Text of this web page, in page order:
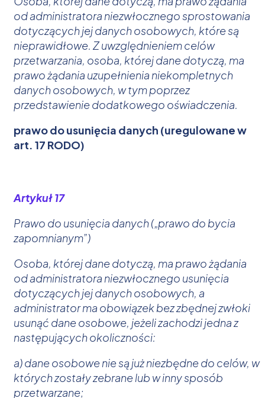
od administratora niezwłocznego sprostowania
dotyczących jej danych osobowych, które są
nieprawidłowe. Z uwzględnieniem celów
przetwarzania, osoba, której dane dotyczą, ma
prawo żądania uzupełnienia niekompletnych
danych osobowych, w tym poprzez
przedstawienie dodatkowego oświadczenia.
prawo do usunięcia danych (uregulowane w
art. 17 RODO)
Artykuł 17
Prawo do usunięcia danych („prawo do bycia
zapomnianym”)
Osoba, której dane dotyczą, ma prawo żądania
od administratora niezwłocznego usunięcia
dotyczących jej danych osobowych, a
administrator ma obowiązek bez zbędnej zwłoki
usunąć dane osobowe, jeżeli zachodzi jedna z
następujących okoliczności:
a) dane osobowe nie są już niezbędne do celów, w
których zostały zebrane lub w inny sposób
przetwarzane;